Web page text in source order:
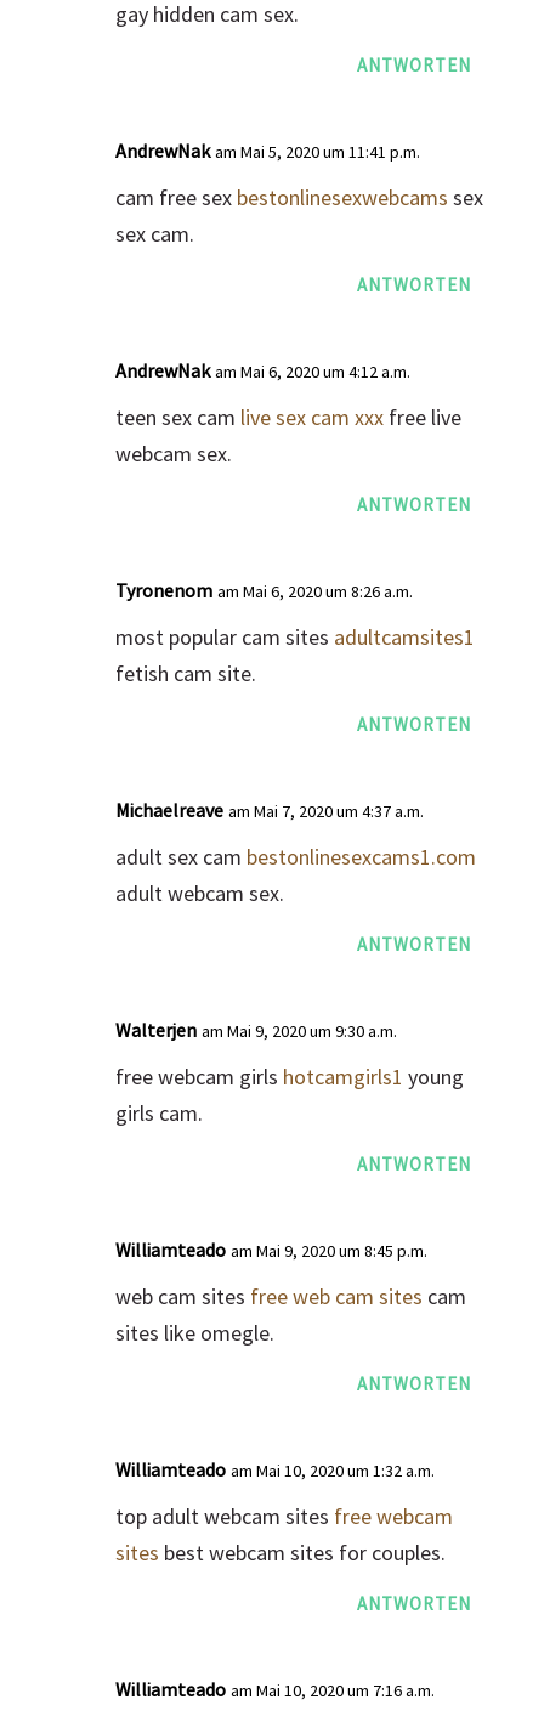
gay hidden cam sex.
ANTWORTEN
AndrewNak am Mai 5, 2020 um 11:41 p.m.
cam free sex bestonlinesexwebcams sex
sex cam.
ANTWORTEN
AndrewNak am Mai 6, 2020 um 4:12 a.m.
teen sex cam live sex cam xxx free live
webcam sex.
ANTWORTEN
Tyronenom am Mai 6, 2020 um 8:26 a.m.
most popular cam sites adultcamsites1
fetish cam site.
ANTWORTEN
Michaelreave am Mai 7, 2020 um 4:37 a.m.
adult sex cam bestonlinesexcams1.com
adult webcam sex.
ANTWORTEN
Walterjen am Mai 9, 2020 um 9:30 a.m.
free webcam girls hotcamgirls1 young
girls cam.
ANTWORTEN
Williamteado am Mai 9, 2020 um 8:45 p.m.
web cam sites free web cam sites cam
sites like omegle.
ANTWORTEN
Williamteado am Mai 10, 2020 um 1:32 a.m.
top adult webcam sites free webcam
sites best webcam sites for couples.
ANTWORTEN
Williamteado am Mai 10, 2020 um 7:16 a.m.